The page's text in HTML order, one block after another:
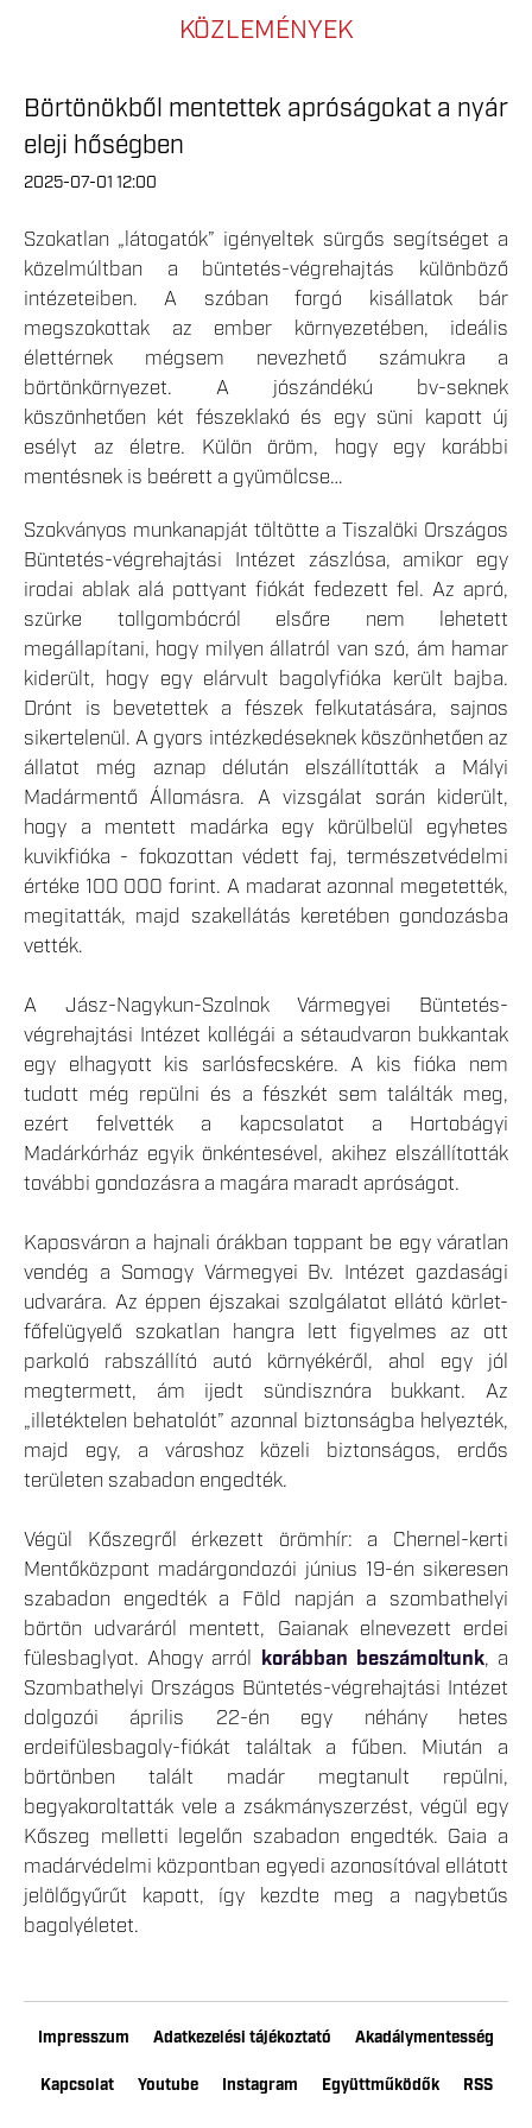
KÖZLEMÉNYEK
Börtönökből mentettek apróságokat a nyár
eleji hőségben
2025-07-01 12:00
Szokatlan „látogatók” igényeltek sürgős segítséget a
közelmúltban a büntetés-végrehajtás különböző
intézeteiben. A szóban forgó kisállatok bár
megszokottak az ember környezetében, ideális
élettérnek mégsem nevezhető számukra a
börtönkörnyezet. A jószándékú bv-seknek
köszönhetően két fészeklakó és egy süni kapott új
esélyt az életre. Külön öröm, hogy egy korábbi
mentésnek is beérett a gyümölcse…
Szokványos munkanapját töltötte a Tiszalöki Országos
Büntetés-végrehajtási Intézet zászlósa, amikor egy
irodai ablak alá pottyant fiókát fedezett fel. Az apró,
szürke tollgombócról elsőre nem lehetett
megállapítani, hogy milyen állatról van szó, ám hamar
kiderült, hogy egy elárvult bagolyfióka került bajba.
Drónt is bevetettek a fészek felkutatására, sajnos
sikertelenül. A gyors intézkedéseknek köszönhetően az
állatot még aznap délután elszállították a Mályi
Madármentő Állomásra. A vizsgálat során kiderült,
hogy a mentett madárka egy körülbelül egyhetes
kuvikfióka - fokozottan védett faj, természetvédelmi
értéke 100 000 forint. A madarat azonnal megetették,
megitatták, majd szakellátás keretében gondozásba
vették.
A Jász-Nagykun-Szolnok Vármegyei Büntetés-
végrehajtási Intézet kollégái a sétaudvaron bukkantak
egy elhagyott kis sarlósfecskére. A kis fióka nem
tudott még repülni és a fészkét sem találták meg,
ezért felvették a kapcsolatot a Hortobágyi
Madárkórház egyik önkéntesével, akihez elszállították
további gondozásra a magára maradt apróságot.
Kaposváron a hajnali órákban toppant be egy váratlan
vendég a Somogy Vármegyei Bv. Intézet gazdasági
udvarára. Az éppen éjszakai szolgálatot ellátó körlet-
főfelügyelő szokatlan hangra lett figyelmes az ott
parkoló rabszállító autó környékéről, ahol egy jól
megtermett, ám ijedt sündisznóra bukkant. Az
„illetéktelen behatolót” azonnal biztonságba helyezték,
majd egy, a városhoz közeli biztonságos, erdős
területen szabadon engedték.
Végül Kőszegről érkezett örömhír: a Chernel-kerti
Mentőközpont madárgondozói június 19-én sikeresen
szabadon engedték a Föld napján a szombathelyi
börtön udvaráról mentett, Gaianak elnevezett erdei
fülesbaglyot. Ahogy arról korábban beszámoltunk, a
Szombathelyi Országos Büntetés-végrehajtási Intézet
dolgozói április 22-én egy néhány hetes
erdeifülesbagoly-fiókát találtak a fűben. Miután a
börtönben talált madár megtanult repülni,
begyakoroltatták vele a zsákmányszerzést, végül egy
Kőszeg melletti legelőn szabadon engedték. Gaia a
madárvédelmi központban egyedi azonosítóval ellátott
jelölőgyűrűt kapott, így kezdte meg a nagybetűs
bagolyéletet.
Impresszum Adatkezelési tájékoztató Akadálymentesség
Kapcsolat Youtube Instagram Együttműködők RSS